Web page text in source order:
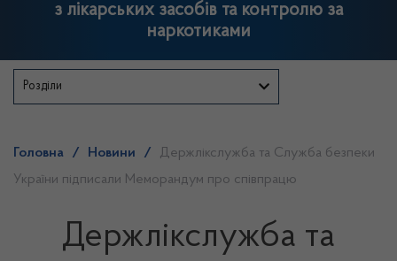
з лікарських засобів та контролю за
наркотиками
Розділи
Головна / Новини /
Держлікслужба та Служба безпеки
України підписали Меморандум про співпрацю
Держлікслужба та